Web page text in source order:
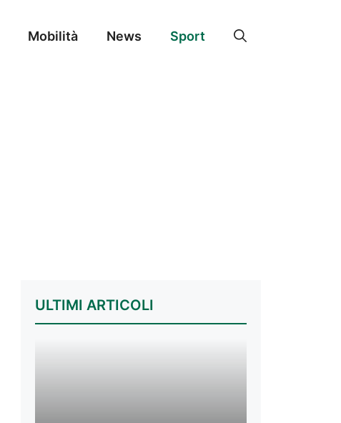
Mobilità News Sport
ULTIMI ARTICOLI